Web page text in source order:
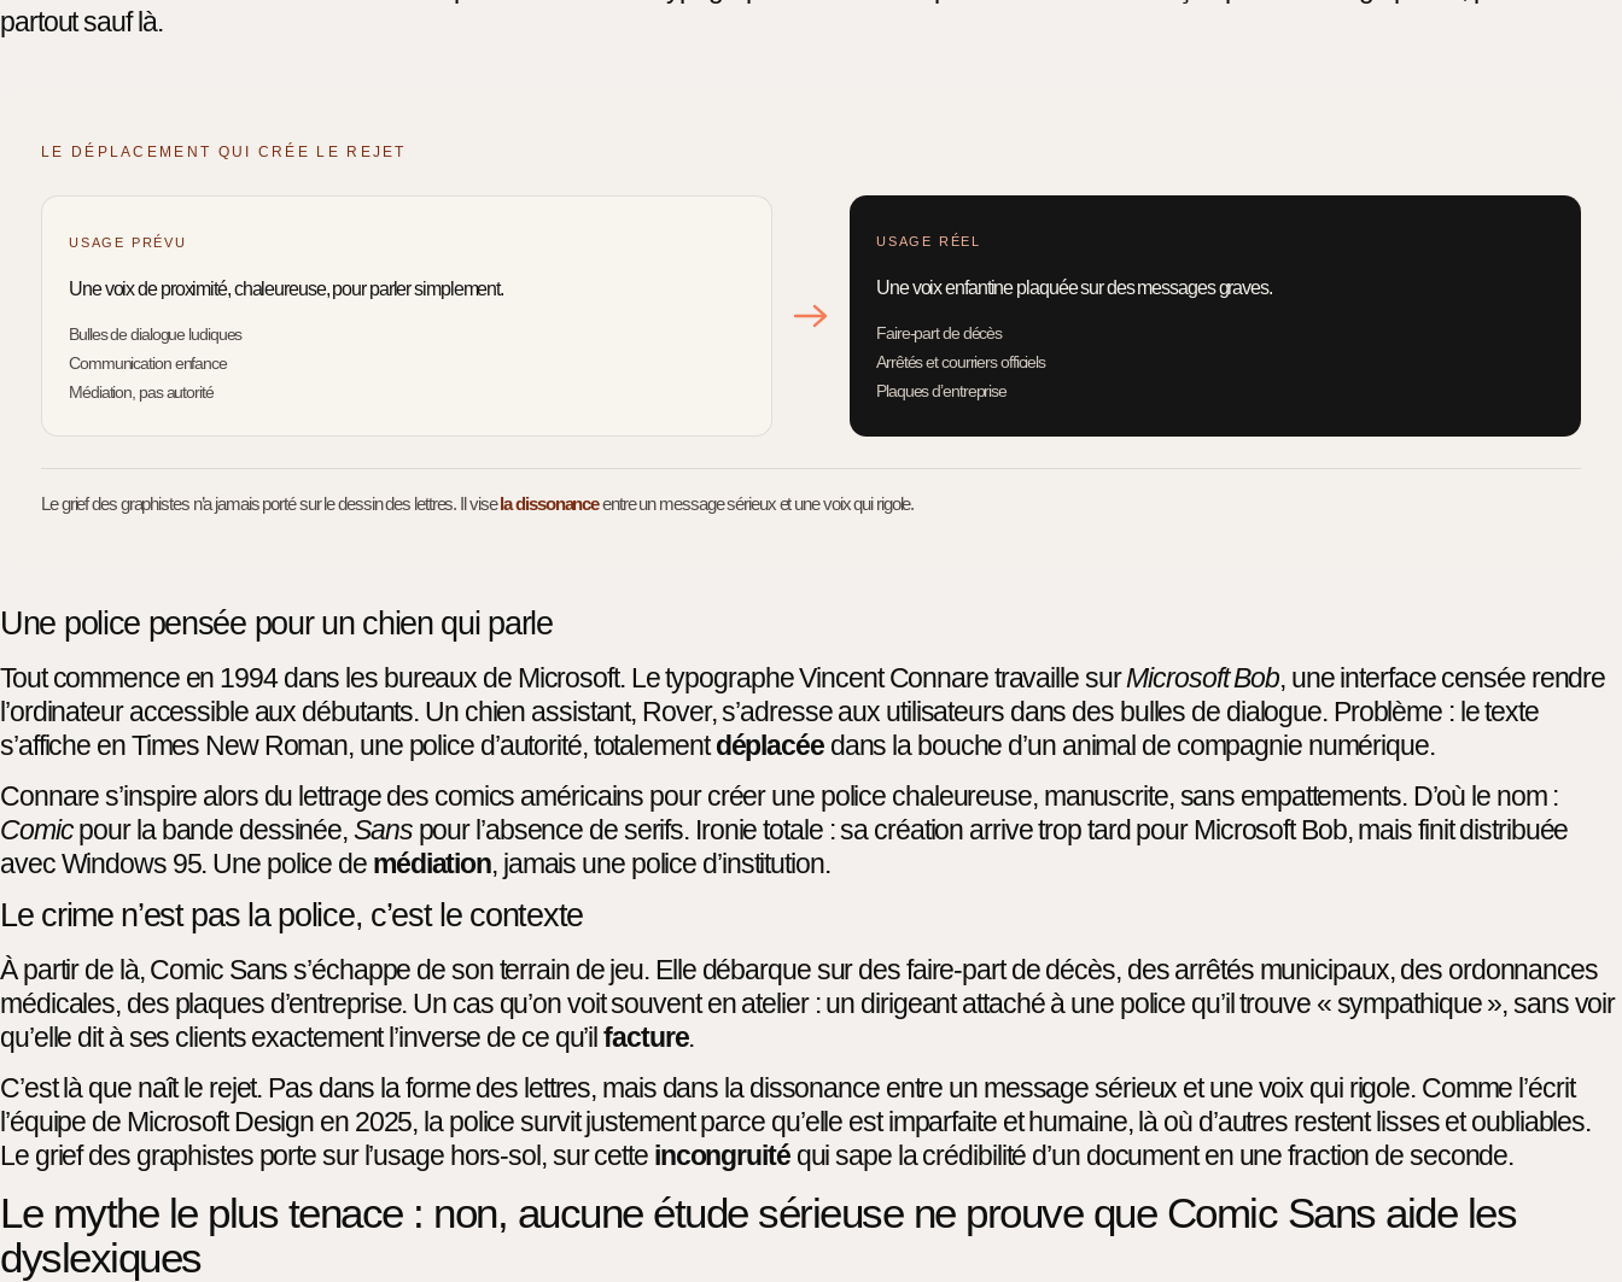
partout sauf là.
LE DÉPLACEMENT QUI CRÉE LE REJET
USAGE PRÉVU
Une voix de proximité, chaleureuse, pour parler simplement.
Bulles de dialogue ludiques
Communication enfance
Médiation, pas autorité
USAGE RÉEL
Une voix enfantine plaquée sur des messages graves.
Faire-part de décès
Arrêtés et courriers officiels
Plaques d’entreprise
Le grief des graphistes n’a jamais porté sur le dessin des lettres. Il vise la dissonanceentre un message sérieux et une voix qui rigole.
Une police pensée pour un chien qui parle
Tout commence en 1994 dans les bureaux de Microsoft. Le typographe Vincent Connare travaille surMicrosoft Bob, une interface censée rendre
l’ordinateur accessible aux débutants. Un chien assistant, Rover, s’adresse aux utilisateurs dans des bulles de dialogue. Problème : le texte
s’affiche en Times New Roman, une police d’autorité, totalementdéplacéedans la bouche d’un animal de compagnie numérique.
Connare s’inspire alors du lettrage des comics américains pour créer une police chaleureuse, manuscrite, sans empattements. D’où le nom :
Comicpour la bande dessinée,Sanspour l’absence de serifs. Ironie totale : sa création arrive trop tard pour Microsoft Bob, mais finit distribuée
avec Windows 95. Une police de médiation, jamais une police d’institution.
Le crime n’est pas la police, c’est le contexte
À partir de là, Comic Sans s’échappe de son terrain de jeu. Elle débarque sur des faire-part de décès, des arrêtés municipaux, des ordonnances
médicales, des plaques d’entreprise. Un cas qu’on voit souvent en atelier : un dirigeant attaché à une police qu’il trouve « sympathique », sans voir
qu’elle dit à ses clients exactement l’inverse de ce qu’ilfacture.
C’est là que naît le rejet. Pas dans la forme des lettres, mais dans la dissonance entre un message sérieux et une voix qui rigole. Comme l’écrit
l’équipe de Microsoft Design en 2025, la police survit justement parce qu’elle est imparfaite et humaine, là où d’autres restent lisses et oubliables.
Le grief des graphistes porte sur l’usage hors-sol, sur cette incongruitéqui sape la crédibilité d’un document en une fraction de seconde.
Le mythe le plus tenace : non, aucune étude sérieuse ne prouve que Comic Sans aide les
dyslexiques